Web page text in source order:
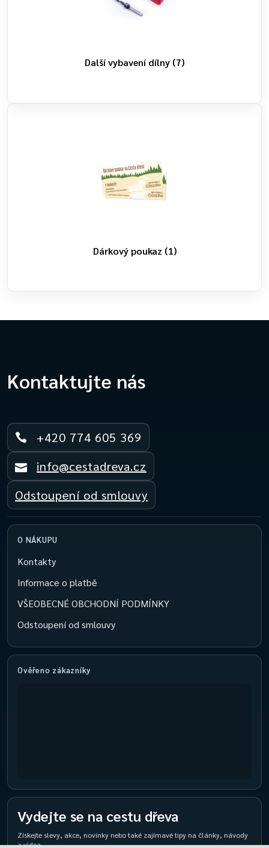
Další vybavení dílny (7)
Dárkový poukaz (1)
Kontaktujte nás
+420 774 605 369
info@cestadreva.cz
Odstoupení od smlouvy
O NÁKUPU
Kontakty
Informace o platbě
VŠEOBECNÉ OBCHODNÍ PODMÍNKY
Odstoupení od smlouvy
Ověřeno zákazníky
Vydejte se na cestu dřeva
Získejte slevy, akce, novinky nebo také zajímavé tipy na články, návody
a videa.